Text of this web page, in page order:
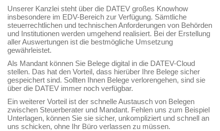
Unserer Kanzlei steht über die DATEV großes Knowhow
insbesondere im EDV-Bereich zur Verfügung. Sämtliche
steuerrechtlichen und technischen Anforderungen von Behörden
und Institutionen werden umgehend realisiert. Bei der Erstellung
aller Auswertungen ist die bestmögliche Umsetzung
gewährleistet.
Als Mandant können Sie Belege digital in die DATEV-Cloud
stellen. Das hat den Vorteil, dass hierüber Ihre Belege sicher
gespeichert sind. Sollten Ihnen Belege verlorengehen, sind sie
über die DATEV immer noch verfügbar.
Ein weiterer Vorteil ist der schnelle Austausch von Belegen
zwischen Steuerberater und Mandant. Fehlen uns zum Beispiel
Unterlagen, können Sie sie sicher, unkompliziert und schnell an
uns schicken, ohne Ihr Büro verlassen zu müssen.